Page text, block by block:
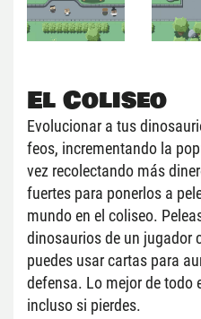
El Coliseo
Evolucionar a tus
feos, incrementando la
vez recolectando más
fuertes para ponerlos a
mundo en el coliseo.
dinosaurios de un jugador
puedes usar cartas para
defensa. Lo mejor de todo
incluso si pierdes.